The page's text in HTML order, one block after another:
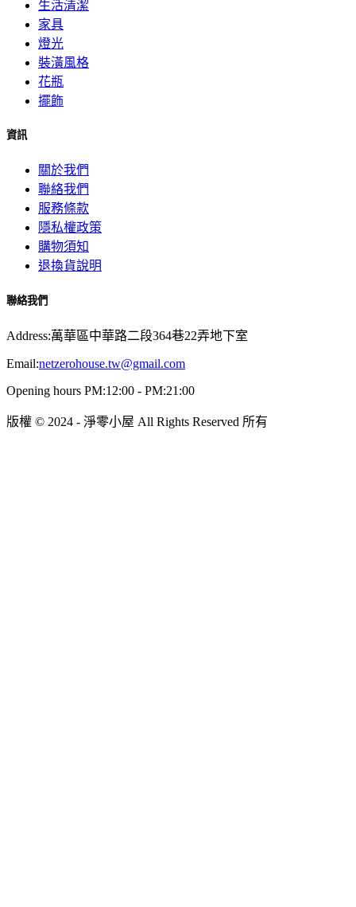
生活清潔
家具
燈光
裝潢風格
花瓶
擺飾
資訊
關於我們
聯絡我們
服務條款
隱私權政策
購物須知
退換貨說明
聯絡我們
Address:萬華區中華路二段364巷22弄地下室
Email:netzerohouse.tw@gmail.com
Opening hours PM:12:00 - PM:21:00
版權 © 2024 - 淨零小屋 All Rights Reserved 所有